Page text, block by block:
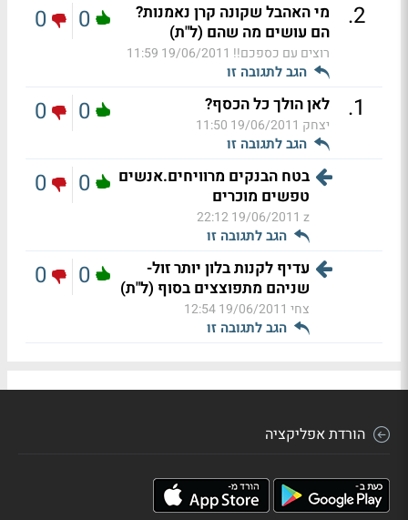
2
.
מי האהבל שקונה קרן נאמנות?
הם עושים מה שהם (ל"ת)
רוצים עם כספכם!! 19/06/2011 11:59
הגב לתגובה זו
0
0
1
. לאן הולך כל הכסף?
יצחק 19/06/2011 11:50
הגב לתגובה זו
0
0
בטח הבנקים מרוויחים.אנשים
טפשים מוכרים
z
19/06/2011 22:12
הגב לתגובה זו
0
0
עדיף לקנות בלון יותר זול-
שניהם מתפוצצים בסוף (ל"ת)
צחי 19/06/2011 12:54
הגב לתגובה זו
0
0
הורדת אפליקציה